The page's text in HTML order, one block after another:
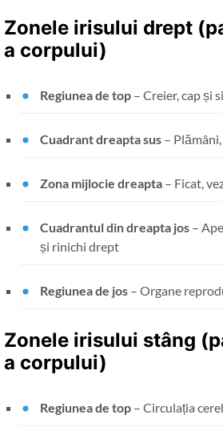
Zonele irisului drept
a corpului)
Regiunea de top – Creier, cap și
Cuadrant dreapta sus –
Zona mijlocie dreapta – Ficat,
Cuadrantul din dreapta jos –
și rinichi drept
Regiunea de jos – Organe
Zonele irisului stâng
a corpului)
Regiunea de top – Circulația